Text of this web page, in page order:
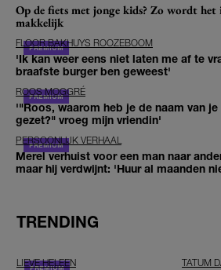
Op de fiets met jonge kids? Zo wordt het
makkelijk
FLOOR BAKHUYS ROOZEBOOM
'Ik kan weer eens niet laten me af te
braafste burger ben geweest'
ROOS MOGGRÉ
'"Roos, waarom heb je de naam van
gezet?" vroeg mijn vriendin'
PERSOONLIJK VERHAAL
Merel verhuist voor een man naar
maar hij verdwijnt: 'Huur al maanden
TRENDING
LIEVE HELEEN TATUM